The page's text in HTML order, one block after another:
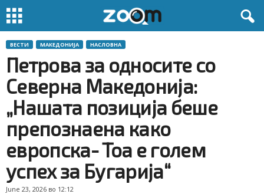
ВЕСТИ МАКЕДОНИЈА НАСЛОВНА
Петрова за односите со
Северна Македонија:
„Нашата позиција беше
препознаена како
европска- Тоа е голем
успех за Бугарија“
June 23, 2026 во 12:12